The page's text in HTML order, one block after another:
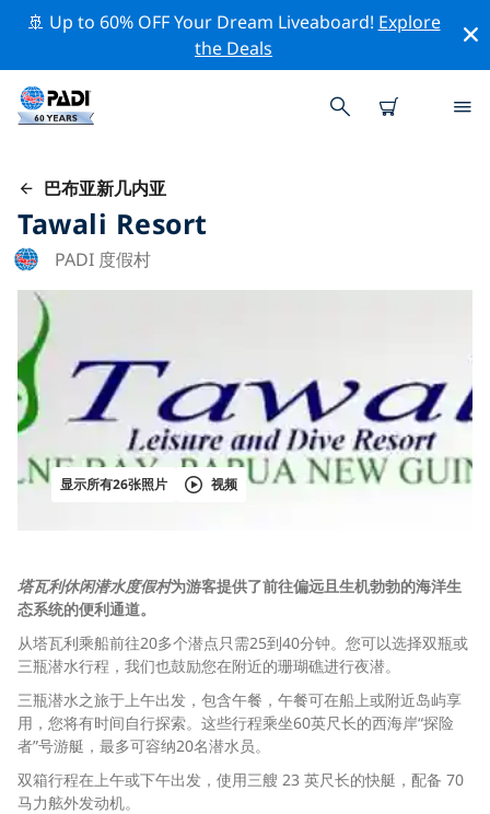
🚢 Up to 60% OFF Your Dream Liveaboard! Explore
the Deals
巴布亚新几内亚
Tawali Resort
PADI 度假村
显示所有26张照片 视频
塔瓦利休闲潜水度假村为游客提供了前往偏远且生机勃勃的海洋生
态系统的便利通道。
从塔瓦利乘船前往20多个潜点只需25到40分钟。您可以选择双瓶或
三瓶潜水行程，我们也鼓励您在附近的珊瑚礁进行夜潜。
三瓶潜水之旅于上午出发，包含午餐，午餐可在船上或附近岛屿享
用，您将有时间自行探索。这些行程乘坐60英尺长的西海岸“探险
者”号游艇，最多可容纳20名潜水员。
双箱行程在上午或下午出发，使用三艘 23 英尺长的快艇，配备 70
马力舷外发动机。